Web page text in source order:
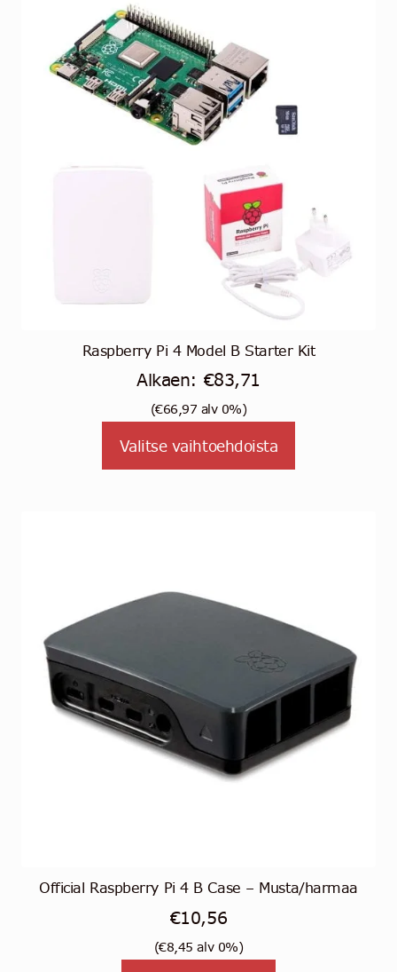
Raspberry Pi 4 Model B Starter Kit
Alkaen: €83,71
(€66,97 alv 0%)
Valitse vaihtoehdoista
Official Raspberry Pi 4 B Case – Musta/harmaa
€10,56
(€8,45 alv 0%)